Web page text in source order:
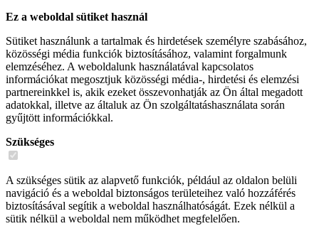
Ez a weboldal sütiket használ
Sütiket használunk a tartalmak és hirdetések személyre szabásához,
közösségi média funkciók biztosításához, valamint forgalmunk
elemzéséhez. A weboldalunk használatával kapcsolatos
információkat megosztjuk közösségi média-, hirdetési és elemzési
partnereinkkel is, akik ezeket összevonhatják az Ön által megadott
adatokkal, illetve az általuk az Ön szolgáltatáshasználata során
gyűjtött információkkal.
Szükséges
A szükséges sütik az alapvető funkciók, például az oldalon belüli
navigáció és a weboldal biztonságos területeihez való hozzáférés
biztosításával segítik a weboldal használhatóságát. Ezek nélkül a
sütik nélkül a weboldal nem működhet megfelelően.